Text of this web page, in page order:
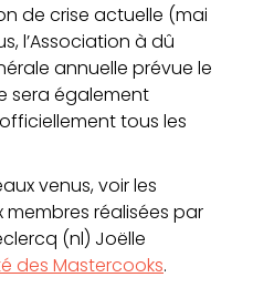
de crise actuelle (mai
l’Association à dû
annuelle prévue le
sera également
tous les
venus, voir les
réalisées par
(nl) Joëlle
des Mastercooks.